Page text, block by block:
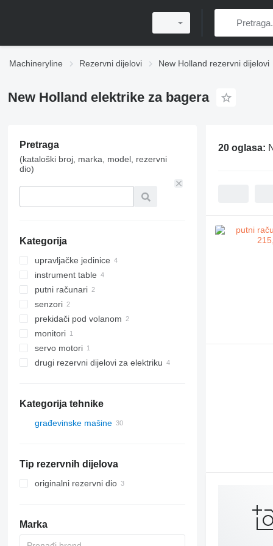
Machineryline Rezervni dijelovi New Holland rezervni dijelovi
New Holland elektrike za bagerа
Pretraga
(kataloški broj, marka, model, rezervni
dio)
Kategorija
upravljačke jedinice
instrument table
putni računari
senzori
prekidači pod volanom
monitori
servo motori
drugi rezervni dijelovi za elektriku
Kategorija tehnike
građevinske mašine
mini bageri
mini utovarivači
prednji utovarivači
Tip rezervnih dijelova
originalni rezervni dio
Marka
20 oglasa: